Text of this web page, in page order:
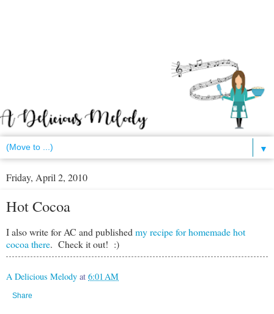
▼
Friday, April 2, 2010
Hot Cocoa
I also write for AC and published my recipe for homemade hot
cocoa there. Check it out! :)
A Delicious Melody at 6:01 AM
Share